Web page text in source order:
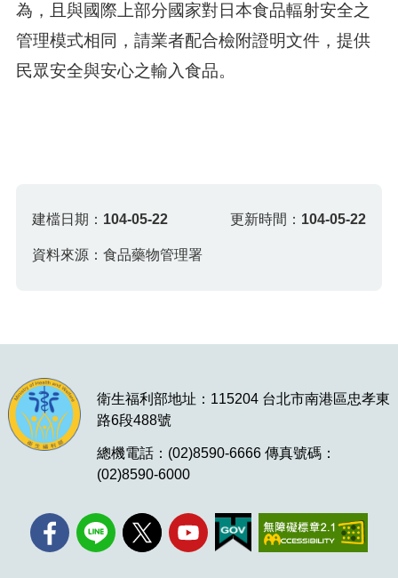
為，且與國際上部分國家對日本食品輻射安全之
管理模式相同，請業者配合檢附證明文件，提供
民眾安全與安心之輸入食品。
建檔日期： 104-05-22 更新時間： 104-05-22
資料來源：食品藥物管理署
衛生福利部地址：115204 台北市南港區忠孝東
路6段488號
總機電話：(02)8590-6666 傳真號碼：
(02)8590-6000